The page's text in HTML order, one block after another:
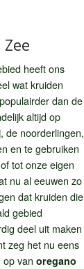
heeft ons
wat kruiden
dan de
altijd op
de noorderlingen,
en te gebruiken
tot onze eigen
nu al eeuwen zo
dat kruiden die
gebied
deel uit maken
zeg het nu eens
op van oregano